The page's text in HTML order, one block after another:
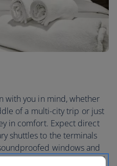
with you in mind, whether
of a multi-city trip or just
in comfort. Expect direct
shuttles to the terminals
windows and
your needs, you’ll